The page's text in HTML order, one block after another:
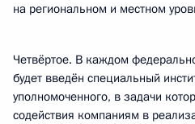
на региональном и местном
Четвёртое. В каждом
будет введён специальный
уполномоченного, в задачи
содействия компаниям в